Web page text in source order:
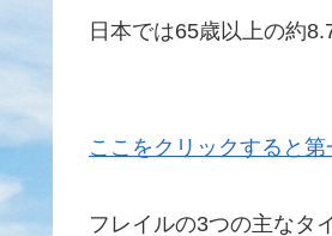
日本では65歳以上の約
ここをクリックすると
フレイルの3つの主なタ